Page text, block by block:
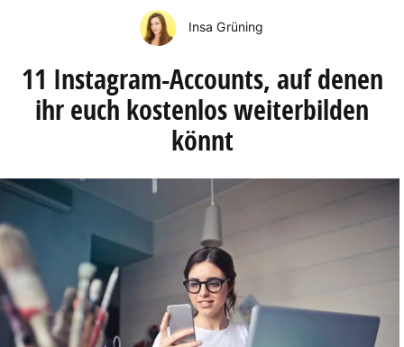
Insa Grüning
11 Instagram-Accounts, auf denen
ihr euch kostenlos weiterbilden
könnt